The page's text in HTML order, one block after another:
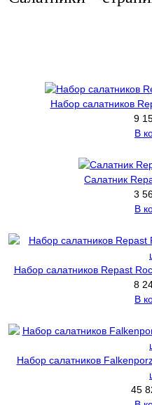
Набор салатников
9
В
Салатник
3
В
Набор салатников Repast
8
В
Набор салатников
45